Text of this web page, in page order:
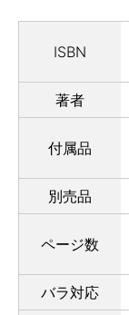
ISBN
著者
付属品
別売品
ページ数
バラ対応